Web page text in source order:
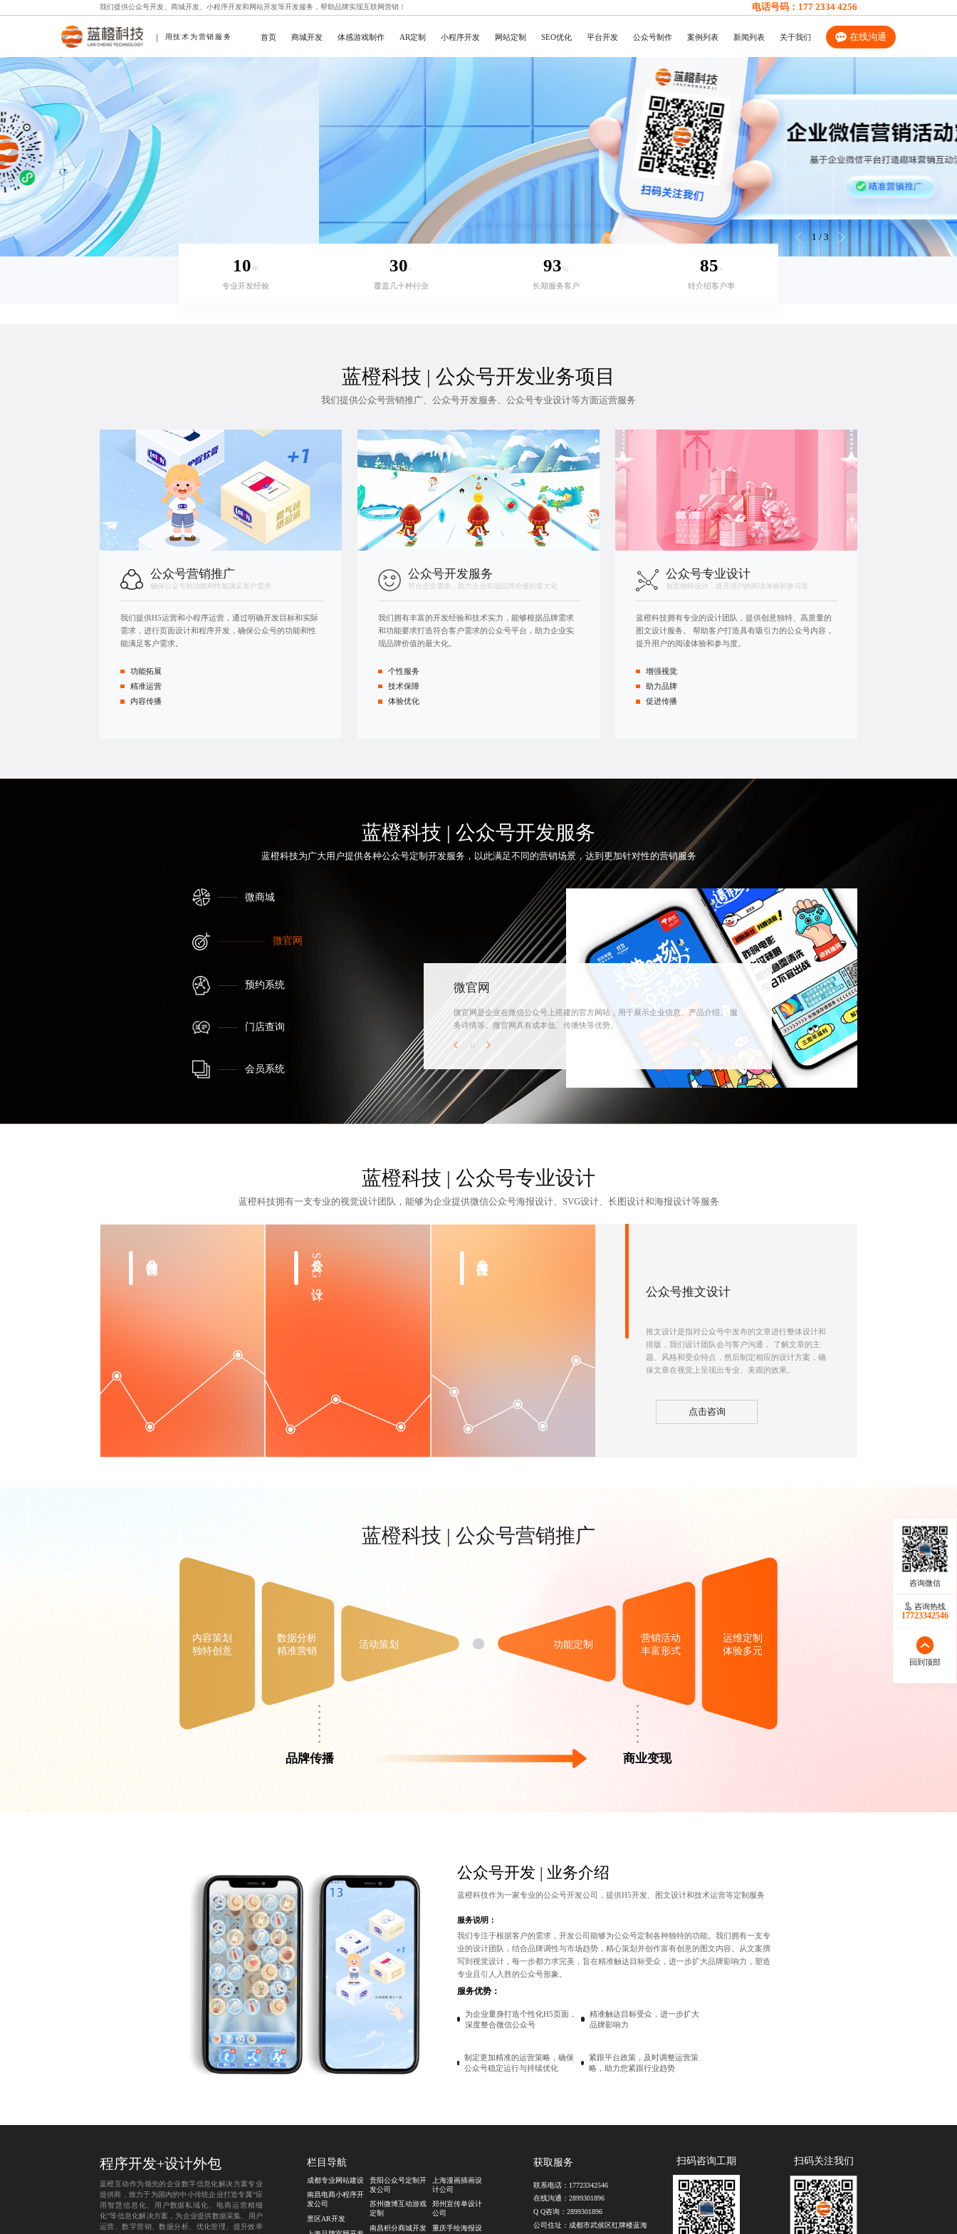
我们提供公众号开发 商城开发 小程序开发和网站开发等开发服务，帮助品牌实现互联网营销！ 电话号码： 177 2334 4256
用技术为营销服务 首页 商城开发 体感游戏制作 AR定制 小程序开发 网站定制 SEO优化 平台开发 公众号制作 案例列表 新闻列表 关于我们 在线沟通
1 / 3
10年
专业开发经验
30+
覆盖几十种行业
93%
长期服务客户
85+
转介绍客户率
蓝橙科技 | 公众号开发业务项目
我们提供公众号营销推广、 公众号开发服务、公众号专业设计等方面运营服务
公众号营销推广
确保公众号的功能和性能满足客户需求
我们提供H5运营和小程序运营 ，通过明确开发目标和实际
需求，进行页面设计和程序开发，确保公众号的功能和性
能满足客户需求。
功能拓展
精准运营
内容传播
公众号开发服务
符合企业需求，助力企业实现品牌价值的最大化
我们拥有丰富的开发经验和技术实力，能够根据品牌需求
和功能要求打造符合客户需求的公众号平台，助力企业实
现品牌价值的最大化。
个性服务
技术保障
体验优化
公众号专业设计
创意独特设计，提升用户的阅读体验和参与度
蓝橙科技拥有专业的设计团队，提供创意独特、高质量的
图文设计服务。 帮助客户打造具有吸引力的公众号内容，
提升用户的阅读体验和参与度。
增强视觉
助力品牌
促进传播
蓝橙科技 | 公众号开发服务
蓝橙科技为广大用户提供各种公众号定制开发服务，以此满足不同的营销场景，达到更加针对性的营销服务
微商城
微官网
预约系统
门店查询
会员系统
微官网
微官网是企业在微信公众号上搭建的官方网站，用于展示企业信息、产品介绍、 服
务详情等。微官网具有成本低、传播快等优势。
蓝橙科技 | 公众号专业设计
蓝橙科技拥有一支专业的视觉设计团队，能够为企业提供微信公众号海报设计、SVG设计、长图设计和海报设计等服务
公众号SVG设计
公众号推文设计
推文设计是指对公众号中发布的文章进行整体设计和
排版，我们设计团队会与客户沟通， 了解文章的主
题、风格和受众特点，然后制定相应的设计方案，确
保文章在视觉上呈现出专业、美观的效果。
点击咨询
蓝橙科技 | 公众号营销推广
内容策划
独特创意
数据分析
精准营销
活动策划 功能定制
营销活动
丰富形式
运维定制
体验多元
品牌传播 商业变现
公众号开发 | 业务介绍
蓝橙科技作为一家专业的公众号开发公司 ，提供H5开发、图文设计和技术运营等定制服务
服务说明：
我们专注于根据客户的需求，开发公司能够为公众号定制 各种独特的功能。我们拥有一支专
业的设计团队，结合品牌调性与市场趋势，精心策划并创作富有创意的图文内容。从文案撰
写到视觉设计，每一步都力求完美，旨在精准触达目标受众，进一步扩大品牌影响力，塑造
专业且引人入胜的公众号形象。
服务优势：
为企业量身打造个性化H5页面，
深度整合微信公众号
精准触达目标受众，进一步扩大
品牌影响力
制定更加精准的运营策略，确保
公众号稳定运行与持续优化
紧跟平台政策，及时调整运营策
略，助力您紧跟行业趋势
咨询热线
17723342546
回到顶部
程序开发+设计外包
蓝橙互动作为领先的企业数字信息化解决方案专业
提供商，致力于为国内的中小传统企业打造专属“应
用智慧信息化、用户数据私域化、电商运营精细
化”等信息化解决方案，为企业提供数据采集、用户
运营、数字营销、数据分析、优化管理、提升效率
栏目导航
成都专业网站建设
南昌电商小程序开
发公司
景区AR开发
贵阳公众号定制开
发公司
苏州微博互动游戏
定制
南昌积分商城开发
上海漫画插画设
计公司
郑州宣传单设计
公司
重庆手绘海报设
获取服务
联系电话： 17723342546
在线沟通： 2899301896
Q Q咨询： 2899301896
公司住址：成都市武侯区红牌楼蓝海
扫码咨询工期 扫码关注我们